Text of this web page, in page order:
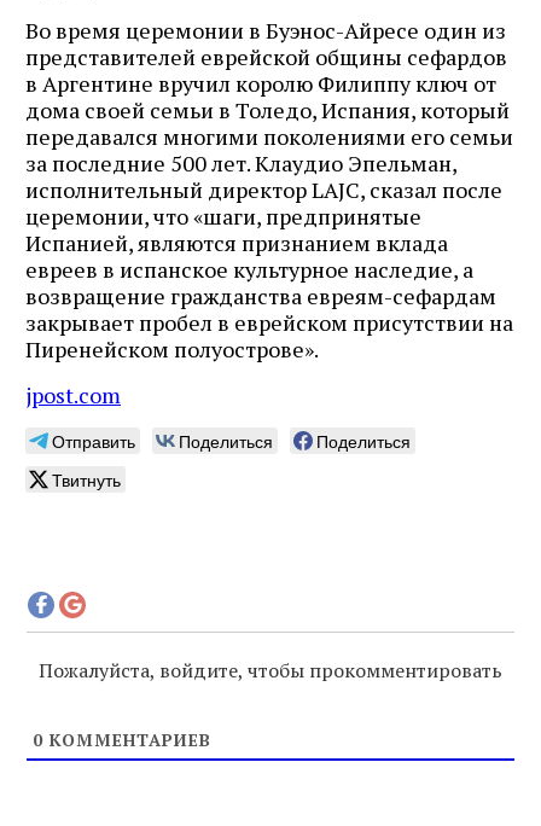
Во время церемонии в Буэнос-Айресе один из
представителей еврейской общины сефардов
в Аргентине вручил королю Филиппу ключ от
дома своей семьи в Толедо, Испания, который
передавался многими поколениями его семьи
за последние 500 лет. Клаудио Эпельман,
исполнительный директор LAJC, сказал после
церемонии, что «шаги, предпринятые
Испанией, являются признанием вклада
евреев в испанское культурное наследие, а
возвращение гражданства евреям-сефардам
закрывает пробел в еврейском присутствии на
Пиренейском полуострове».
jpost.com
Отправить Поделиться
Поделиться
Твитнуть
Пожалуйста, войдите, чтобы прокомментировать
0 КОММЕНТАРИЕВ